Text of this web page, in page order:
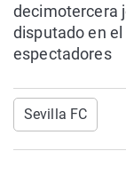
decimotercera
disputado en el
espectadores
Sevilla FC